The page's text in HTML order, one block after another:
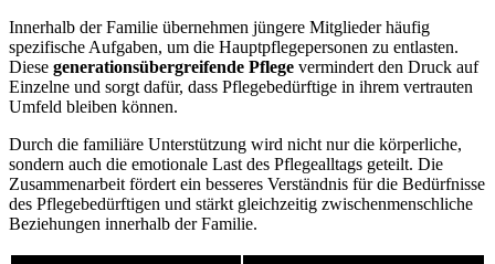
Innerhalb der Familie übernehmen jüngere Mitglieder häufig
spezifische Aufgaben, um die Hauptpflegepersonen zu entlasten.
Diese generationsübergreifende Pflege vermindert den Druck auf
Einzelne und sorgt dafür, dass Pflegebedürftige in ihrem vertrauten
Umfeld bleiben können.
Durch die familiäre Unterstützung wird nicht nur die körperliche,
sondern auch die emotionale Last des Pflegealltags geteilt. Die
Zusammenarbeit fördert ein besseres Verständnis für die Bedürfnisse
des Pflegebedürftigen und stärkt gleichzeitig zwischenmenschliche
Beziehungen innerhalb der Familie.